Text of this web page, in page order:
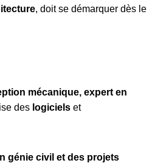
, doit se démarquer dès le
mécanique, expert en
des logicielset
génie civil et des projets